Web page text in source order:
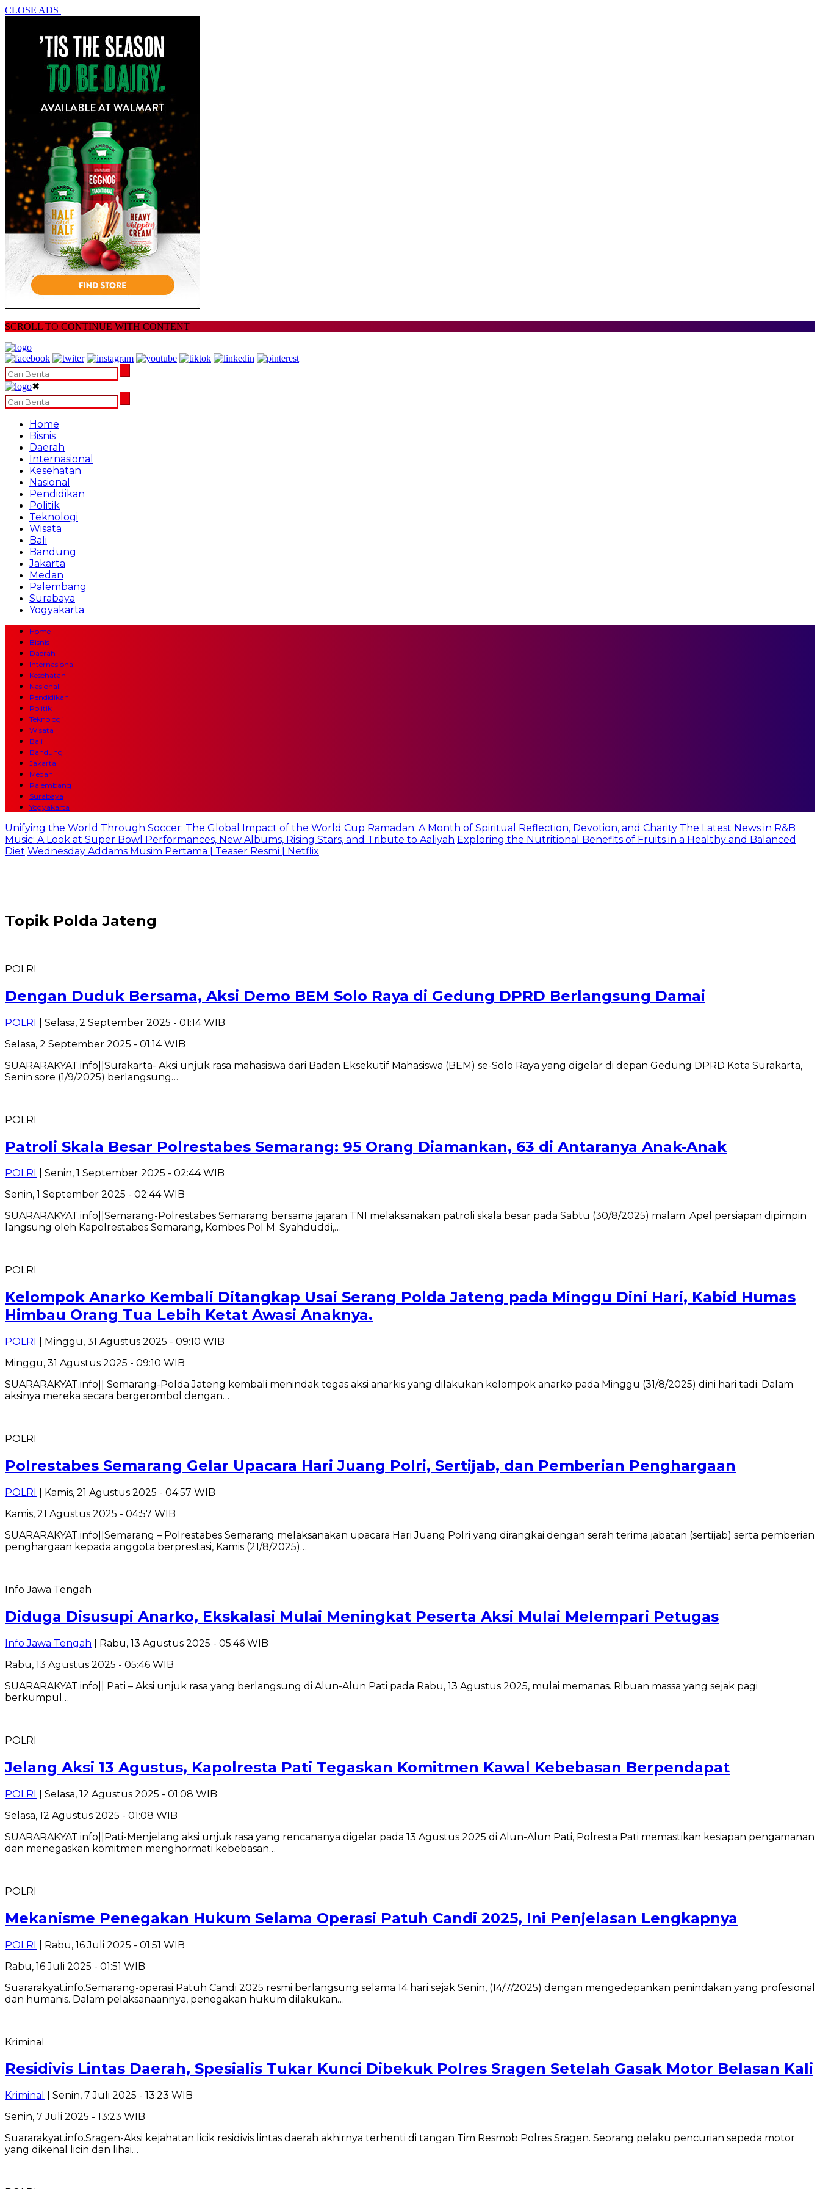
CLOSE ADS
SCROLL TO CONTINUE WITH CONTENT
✖
Home
Bisnis
Daerah
Internasional
Kesehatan
Nasional
Pendidikan
Politik
Teknologi
Wisata
Bali
Bandung
Jakarta
Medan
Palembang
Surabaya
Yogyakarta
Home
Bisnis
Daerah
Internasional
Kesehatan
Nasional
Pendidikan
Politik
Teknologi
Wisata
Bali
Bandung
Jakarta
Medan
Palembang
Surabaya
Yogyakarta
Unifying the World Through Soccer: The Global Impact of the World Cup Ramadan: A Month of Spiritual Reflection, Devotion, and Charity The Latest News in R&B
Music: A Look at Super Bowl Performances, New Albums, Rising Stars, and Tribute to Aaliyah Exploring the Nutritional Benefits of Fruits in a Healthy and Balanced
Diet Wednesday Addams Musim Pertama | Teaser Resmi | Netflix
Topik Polda Jateng
POLRI
Dengan Duduk Bersama, Aksi Demo BEM Solo Raya di Gedung DPRD Berlangsung Damai
POLRI
| Selasa, 2 September 2025 - 01:14 WIB
Selasa, 2 September 2025 - 01:14 WIB
SUARARAKYAT.info||Surakarta- Aksi unjuk rasa mahasiswa dari Badan Eksekutif Mahasiswa (BEM) se-Solo Raya yang digelar di depan Gedung DPRD Kota Surakarta,
Senin sore (1/9/2025) berlangsung…
POLRI
Patroli Skala Besar Polrestabes Semarang: 95 Orang Diamankan, 63 di Antaranya Anak-Anak
POLRI
| Senin, 1 September 2025 - 02:44 WIB
Senin, 1 September 2025 - 02:44 WIB
SUARARAKYAT.info||Semarang-Polrestabes Semarang bersama jajaran TNI melaksanakan patroli skala besar pada Sabtu (30/8/2025) malam. Apel persiapan dipimpin
langsung oleh Kapolrestabes Semarang, Kombes Pol M. Syahduddi,…
POLRI
Kelompok Anarko Kembali Ditangkap Usai Serang Polda Jateng pada Minggu Dini Hari, Kabid Humas
Himbau Orang Tua Lebih Ketat Awasi Anaknya.
POLRI
| Minggu, 31 Agustus 2025 - 09:10 WIB
Minggu, 31 Agustus 2025 - 09:10 WIB
SUARARAKYAT.info|| Semarang-Polda Jateng kembali menindak tegas aksi anarkis yang dilakukan kelompok anarko pada Minggu (31/8/2025) dini hari tadi. Dalam
aksinya mereka secara bergerombol dengan…
POLRI
Polrestabes Semarang Gelar Upacara Hari Juang Polri, Sertijab, dan Pemberian Penghargaan
POLRI
| Kamis, 21 Agustus 2025 - 04:57 WIB
Kamis, 21 Agustus 2025 - 04:57 WIB
SUARARAKYAT.info||Semarang – Polrestabes Semarang melaksanakan upacara Hari Juang Polri yang dirangkai dengan serah terima jabatan (sertijab) serta pemberian
penghargaan kepada anggota berprestasi, Kamis (21/8/2025)…
Info Jawa Tengah
Diduga Disusupi Anarko, Ekskalasi Mulai Meningkat Peserta Aksi Mulai Melempari Petugas
Info Jawa Tengah | Rabu, 13 Agustus 2025 - 05:46 WIB
Rabu, 13 Agustus 2025 - 05:46 WIB
SUARARAKYAT.info|| Pati – Aksi unjuk rasa yang berlangsung di Alun-Alun Pati pada Rabu, 13 Agustus 2025, mulai memanas. Ribuan massa yang sejak pagi
berkumpul…
POLRI
Jelang Aksi 13 Agustus, Kapolresta Pati Tegaskan Komitmen Kawal Kebebasan Berpendapat
POLRI
| Selasa, 12 Agustus 2025 - 01:08 WIB
Selasa, 12 Agustus 2025 - 01:08 WIB
SUARARAKYAT.info||Pati-Menjelang aksi unjuk rasa yang rencananya digelar pada 13 Agustus 2025 di Alun-Alun Pati, Polresta Pati memastikan kesiapan pengamanan
dan menegaskan komitmen menghormati kebebasan…
POLRI
Mekanisme Penegakan Hukum Selama Operasi Patuh Candi 2025, Ini Penjelasan Lengkapnya
POLRI
| Rabu, 16 Juli 2025 - 01:51 WIB
Rabu, 16 Juli 2025 - 01:51 WIB
Suararakyat.info.Semarang-operasi Patuh Candi 2025 resmi berlangsung selama 14 hari sejak Senin, (14/7/2025) dengan mengedepankan penindakan yang profesional
dan humanis. Dalam pelaksanaannya, penegakan hukum dilakukan…
Kriminal
Residivis Lintas Daerah, Spesialis Tukar Kunci Dibekuk Polres Sragen Setelah Gasak Motor Belasan Kali
Kriminal
| Senin, 7 Juli 2025 - 13:23 WIB
Senin, 7 Juli 2025 - 13:23 WIB
Suararakyat.info.Sragen-Aksi kejahatan licik residivis lintas daerah akhirnya terhenti di tangan Tim Resmob Polres Sragen. Seorang pelaku pencurian sepeda motor
yang dikenal licin dan lihai…